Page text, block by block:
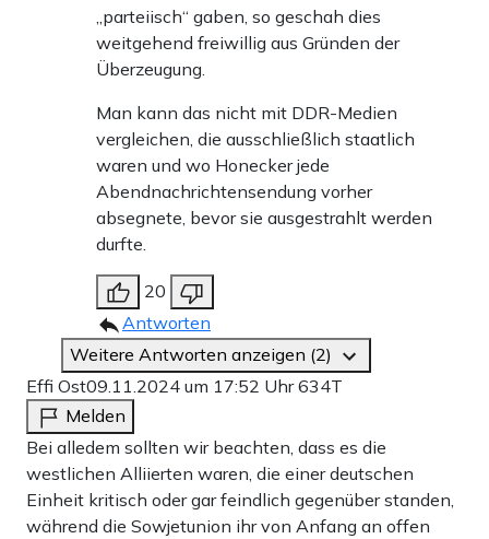
fliegt Kohl nach Moskau, um sich das Ja zu holen. Sein
unabgesprochener 10-Punkte-Plan hat auch die Sowjets
Kohl gelegen, und die starke D-Mark überzeugt
Gorbatschow am Ende mindestens genauso wie das
Argument vom Selbstbestimmungsrecht der Völker.
GORBATSCHOW MACHT DEN WEG
Die Wiedervereinigung „ist Sache der Bundesrepublik
Deutschland und der Deutschen Demokratischen
Republik“, erklärt der Generalsekretär schließlich. Damit
ist der Weg zur Einheit der Deutschen frei. High vor
Glück sitzen Kohl und Genscher in der folgenden
„parteiisch“ gaben, so geschah dies
weitgehend freiwillig aus Gründen der
Überzeugung.
Man kann das nicht mit DDR-Medien
vergleichen, die ausschließlich staatlich
waren und wo Honecker jede
Abendnachrichtensendung vorher
absegnete, bevor sie ausgestrahlt werden
durfte.
20
Antworten
Weitere Antworten anzeigen (2)
Effi Ost09.11.2024 um 17:52 Uhr634T
Melden
Bei alledem sollten wir beachten, dass es die
westlichen Alliierten waren, die einer deutschen
Einheit kritisch oder gar feindlich gegenüber standen,
während die Sowjetunion ihr von Anfang an offen